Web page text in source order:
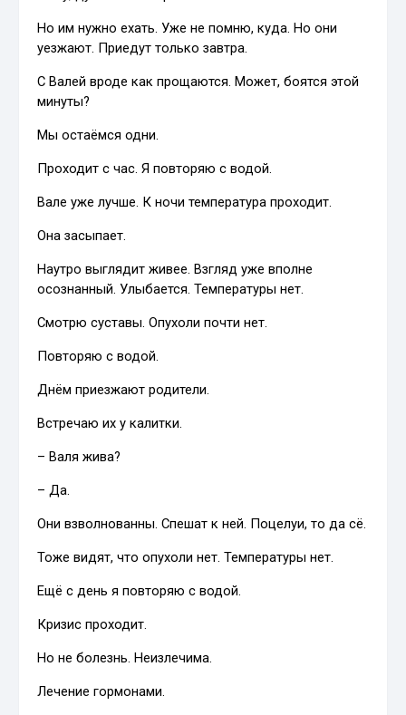
Но им нужно ехать. Уже не помню, куда. Но они
уезжают. Приедут только завтра.
С Валей вроде как прощаются. Может, боятся этой
минуты?
Мы остаёмся одни.
Проходит с час. Я повторяю с водой.
Вале уже лучше. К ночи температура проходит.
Она засыпает.
Наутро выглядит живее. Взгляд уже вполне
осознанный. Улыбается. Температуры нет.
Смотрю суставы. Опухоли почти нет.
Повторяю с водой.
Днём приезжают родители.
Встречаю их у калитки.
– Валя жива?
– Да.
Они взволнованны. Спешат к ней. Поцелуи, то да сё.
Тоже видят, что опухоли нет. Температуры нет.
Ещё с день я повторяю с водой.
Кризис проходит.
Но не болезнь. Неизлечима.
Лечение гормонами.